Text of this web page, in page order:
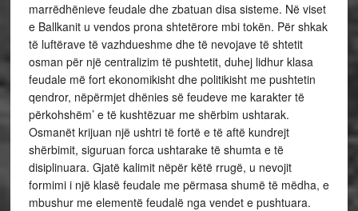
marrëdhënieve feudale dhe zbatuan disa sisteme. Në viset
e Ballkanit u vendos prona shtetërore mbi tokën. Për shkak
të luftërave të vazhdueshme dhe të nevojave të shtetit
osman për një centralizim të pushtetit, duhej lidhur klasa
feudale më fort ekonomikisht dhe politikisht me pushtetin
qendror, nëpërmjet dhënies së feudeve me karakter të
përkohshëm’ e të kushtëzuar me shërbim ushtarak.
Osmanët krijuan një ushtri të fortë e të aftë kundrejt
shërbimit, siguruan forca ushtarake të shumta e të
disiplinuara. Gjatë kalimit nëpër këtë rrugë, u nevojit
formimi i një klasë feudale me përmasa shumë të mëdha, e
mbushur me elementë feudalë nga vendet e pushtuara.